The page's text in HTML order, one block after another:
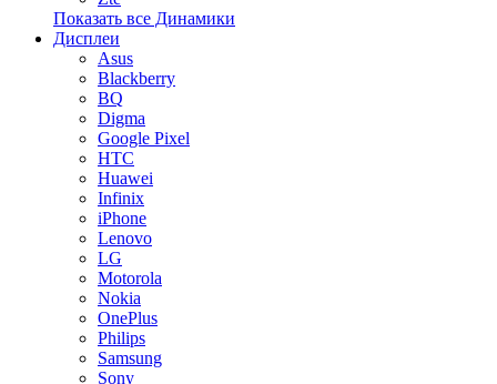
Показать все Динамики
Дисплеи
Asus
Blackberry
BQ
Digma
Google Pixel
HTC
Huawei
Infinix
iPhone
Lenovo
LG
Motorola
Nokia
OnePlus
Philips
Samsung
Sony